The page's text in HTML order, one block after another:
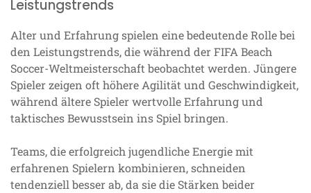
Leistungstrends
Alter und Erfahrung spielen eine bedeutende Rolle bei
den Leistungstrends, die während der FIFA Beach
Soccer-Weltmeisterschaft beobachtet werden. Jüngere
Spieler zeigen oft höhere Agilität und Geschwindigkeit,
während ältere Spieler wertvolle Erfahrung und
taktisches Bewusstsein ins Spiel bringen.
Teams, die erfolgreich jugendliche Energie mit
erfahrenen Spielern kombinieren, schneiden
tendenziell besser ab, da sie die Stärken beider